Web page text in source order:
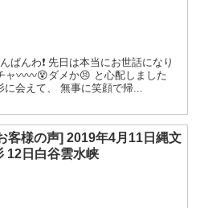
んわ❗ 先日は本当にお世話になり
ャ〰〰😵ダメか😣 と心配しました
会えて、 無事に笑顔で帰...
客様の声] 2019年4月11日縄文
12日白谷雲水峡